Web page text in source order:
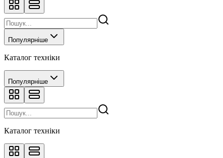
Популярніше
Каталог техніки
Популярніше
Каталог техніки